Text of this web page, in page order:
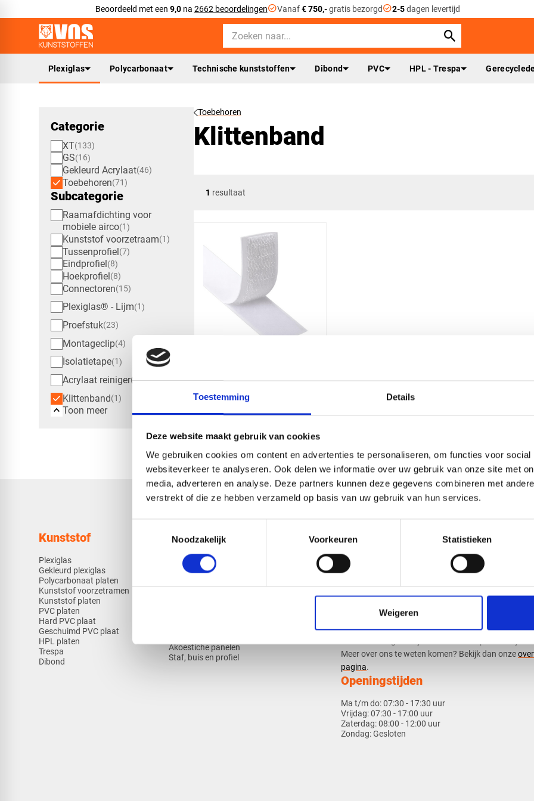
Toestemming Details
Deze website maakt gebruik van cookies
We gebruiken cookies om content en advertenties te personaliseren, om functies voor social
websiteverkeer te analyseren. Ook delen we informatie over uw gebruik van onze site met
media, adverteren en analyse. Deze partners kunnen deze gegevens combineren met
verstrekt of die ze hebben verzameld op basis van uw gebruik van hun services.
Noodzakelijk
Voorkeuren Statistieken
Weigeren
Beoordeeld met een 9,0na 2662 beoordelingencheck_circleVanaf€ 750,-gratis bezorgdcheck_circle2-5dagen levertijd
Plexiglas Polycarbonaat Technische kunststoffen Dibond PVC HPL - Trespa
Categorie
XT 133
GS 16
Gekleurd Acrylaat 46
Toebehoren 71
Subcategorie
Raamafdichting voor
mobiele airco 1
Kunststof voorzetraam 1
Tussenprofiel 7
Eindprofiel 8
Hoekprofiel 8
Connectoren 15
Plexiglas® - Lijm 1
Proefstuk 23
Montageclip 4
Isolatietape 1
Acrylaat reiniger 1
Klittenband 1
Toon meer
Toebehoren
Klittenband
1 resultaat
wit - 500 x 2,5 cm
€ 11,15
Kunststof
Plexiglas
Gekleurd plexiglas
Polycarbonaat platen
Kunststof voorzetramen
Kunststof platen
PVC platen
Hard PVC plaat
Geschuimd PVC plaat
HPL platen
Trespa
Dibond
Technische kunststoffen
HDPE platen
HMPE plaat
Akoestiche panelen
Staf, buis en profiel
Hulp nodig?
Neem dan contact op met onze klantenservice
over het werken met onze producten? Bekijk dan onze
kennisbank.
retouren.​
​Wilt u een proefstukje/sample ontvangen? Bekijk dan
​​Meer over ons te weten komen? Bekijk dan onze
pagina.
Openingstijden
Ma t/m do:07:30 - 17:30 uur
Vrijdag:07:30 - 17:00 uur
Zaterdag:08:00 - 12:00 uur
Zondag:Gesloten